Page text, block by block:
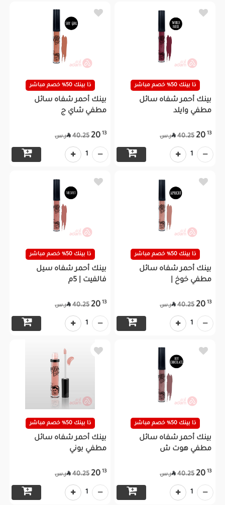
ذا بينك 50% خصم مباشر
بينك أحمر شفاه سائل
مطفي وايلد
13
20
 40.25 ر.س
1
ذا بينك 50% خصم مباشر
بينك أحمر شفاه سائل
مطفي شاي ج
13
20
 40.25 ر.س
1
ذا بينك 50% خصم مباشر
بينك أحمر شفاه سائل
مطفي خوخ |
13
20
 40.25 ر.س
1
ذا بينك 50% خصم مباشر
بينك أحمر شفاه سيل
فالفيت | 5م
13
20
 40.25 ر.س
1
ذا بينك 50% خصم مباشر
بينك أحمر شفاه سائل
مطفي هوت ش
13
20
 40.25 ر.س
1
ذا بينك 50% خصم مباشر
بينك أحمر شفاه سائل
مطفي بوني
13
20
 40.25 ر.س
1